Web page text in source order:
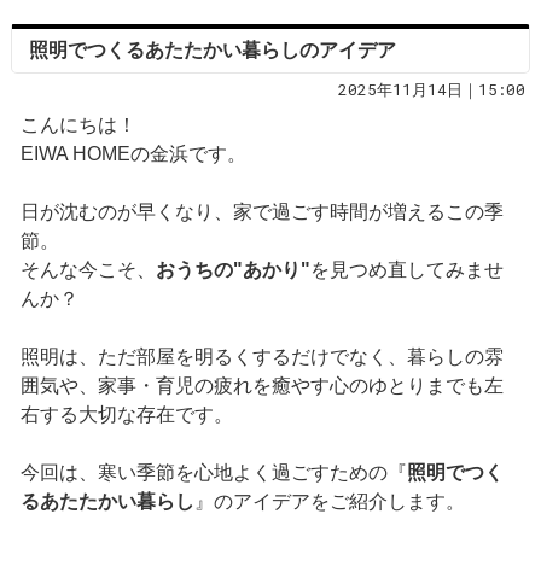
照明でつくるあたたかい暮らしのアイデア
2025年11月14日｜15:00
こんにちは！
EIWA HOMEの金浜です。
日が沈むのが早くなり、家で過ごす時間が増えるこの季
節。
そんな今こそ、 おうちの"あかり"を見つめ直してみませ
んか？
照明は、ただ部屋を明るくするだけでなく、暮らしの雰
囲気や、家事・育児の疲れを癒やす心のゆとりまでも左
右する大切な存在です。
今回は、寒い季節を心地よく過ごすための『 照明でつく
るあたたかい暮らし 』のアイデアをご紹介します。